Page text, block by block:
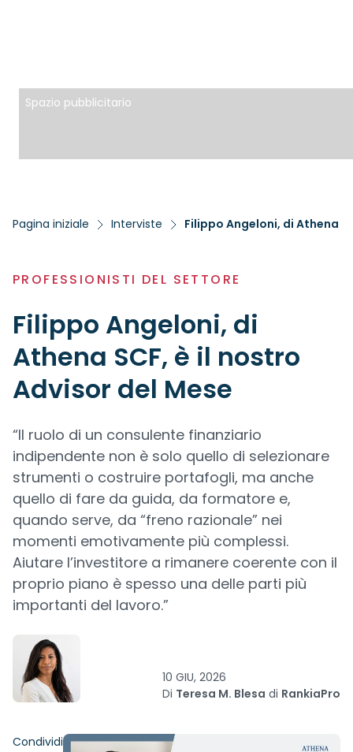
Spazio pubblicitario
Pagina iniziale Interviste Filippo Angeloni, di Athena
PROFESSIONISTI DEL SETTORE
Filippo Angeloni, di
Athena SCF, è il nostro
Advisor del Mese
“Il ruolo di un consulente finanziario
indipendente non è solo quello di selezionare
strumenti o costruire portafogli, ma anche
quello di fare da guida, da formatore e,
quando serve, da “freno razionale” nei
momenti emotivamente più complessi.
Aiutare l’investitore a rimanere coerente con il
proprio piano è spesso una delle parti più
importanti del lavoro.”
10 GIU, 2026
Di Teresa M. Blesa di RankiaPro
Condividi